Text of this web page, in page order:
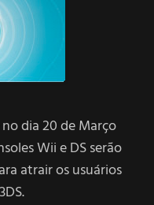
dia 20 de Março
Wii e DS serão
atrair os usuários